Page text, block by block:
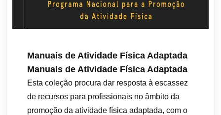
Manuais de Atividade Física Adaptada
Manuais de Atividade Física Adaptada
Esta coleção procura dar resposta à escassez
de recursos para profissionais no âmbito da
promoção da atividade física adaptada, com o